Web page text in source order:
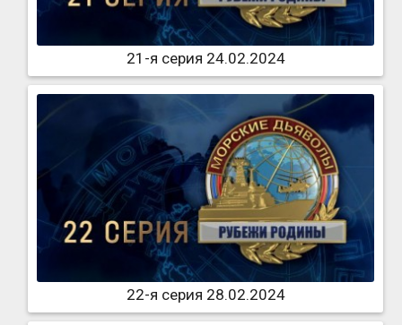
21-я серия 24.02.2024
22-я серия 28.02.2024